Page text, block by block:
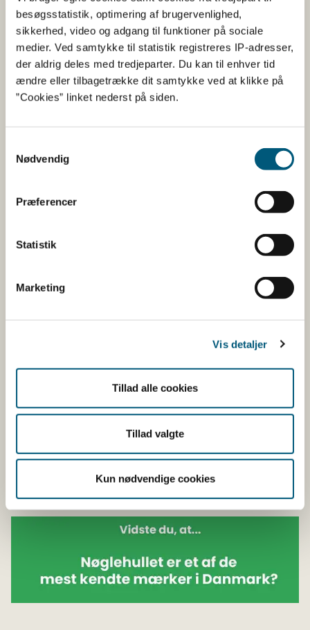
besøgsstatistik, optimering af brugervenlighed,
sikkerhed, video og adgang til funktioner på sociale
medier. Ved samtykke til statistik registreres IP-adresser,
der aldrig deles med tredjeparter. Du kan til enhver tid
ændre eller tilbagetrække dit samtykke ved at klikke på
”Cookies” linket nederst på siden.
Nødvendig
Præferencer
Statistik
Marketing
Vis detaljer
Tillad alle cookies
Tillad valgte
Kun nødvendige cookies
produkter med Nøglehullet x% af vores sortiment eller
omsætning – og i år har vi et mål om, at det skal stige
med x%. Med fokuseret markedsføring ønsker vi at øge
forbrugernes kendskab og viden om Nøglehullet. Det gør
vi ved xx aktiviteter over hele året samt udvalgte
kampagneperioder x gange årligt.”
Download materialer
Nøglehullet her
Få hjælp og svar på spørgsmål
Her finder du de oftest stillede spørgsmål.
Hvis du har
andre EU-lande?
Må man reklamere for Nøglehullet i et andet